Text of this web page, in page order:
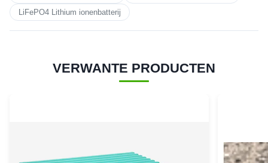
LiFePO4 Lithium ionenbatterij
VERWANTE PRODUCTEN